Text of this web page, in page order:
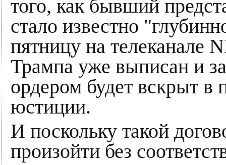
того, как бывший
стало известно
пятницу на телеканале
Трампа уже выписан и
ордером будет вскрыт в
юстиции.
И поскольку такой
произойти без